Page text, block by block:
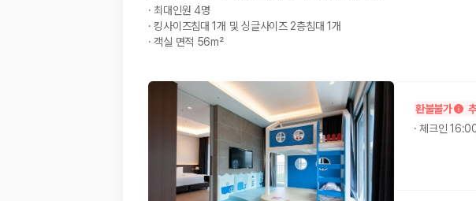
Q. 제주렌트카 가격비교는 카모아에서 어떻게 하나요?
A. 대여일, 반납일, 인수 지역을 선택하면 제주도 렌트카 업체별 가격, 차종, 보험 조건, 예약 가능 차
Q. 제주 렌트카 최저가는 무엇을 기준으로 비교해야 하나요?
Q. 제주공항 근처 렌트카도 비교할 수 있나요?
Q. 제주 렌트카 가격비교 시 보험도 함께 비교할 수 있나요?
Q. 가족 여행에는 어떤 제주 렌트카를 비교해야 하나요?
·최대인원 4명
·킹사이즈침대 1개 및 싱글사이즈 2층침대 1개
·객실 면적 56m²
환불불가
·체크인